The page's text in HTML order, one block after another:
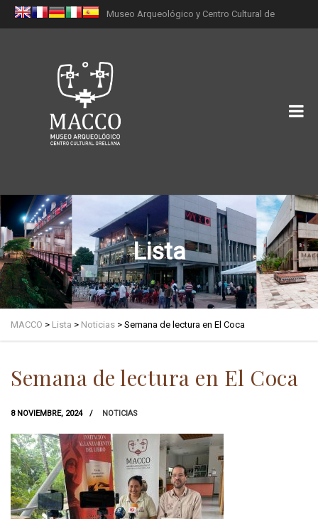
Museo Arqueológico y Centro Cultural de
Lista
MACCO > Lista > Noticias > Semana de lectura en El Coca
Semana de lectura en El Coca
8 NOVIEMBRE, 2024 NOTICIAS